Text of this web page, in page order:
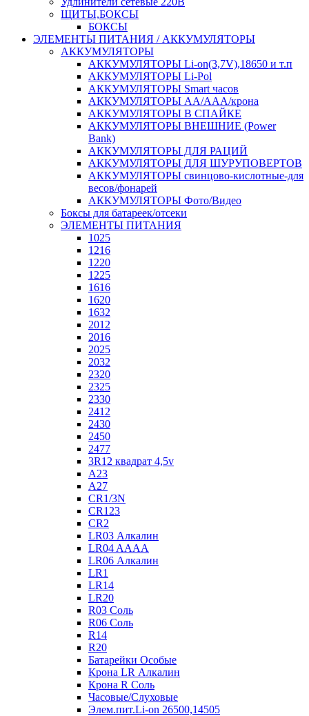
ЩИТЫ,БОКСЫ
БОКСЫ
ЭЛЕМЕНТЫ ПИТАНИЯ / АККУМУЛЯТОРЫ
АККУМУЛЯТОРЫ
АККУМУЛЯТОРЫ Li-on(3,7V),18650 и т.п
АККУМУЛЯТОРЫ Li-Pol
АККУМУЛЯТОРЫ Smart часов
АККУМУЛЯТОРЫ АА/ААА/крона
АККУМУЛЯТОРЫ В СПАЙКЕ
АККУМУЛЯТОРЫ ВНЕШНИЕ (Power
Bank)
АККУМУЛЯТОРЫ ДЛЯ РАЦИЙ
АККУМУЛЯТОРЫ ДЛЯ ШУРУПОВЕРТОВ
АККУМУЛЯТОРЫ свинцово-кислотные-для
весов/фонарей
АККУМУЛЯТОРЫ Фото/Видео
Боксы для батареек/отсеки
ЭЛЕМЕНТЫ ПИТАНИЯ
1025
1216
1220
1225
1616
1620
1632
2012
2016
2025
2032
2320
2325
2330
2412
2430
2450
2477
3R12 квадрат 4,5v
A23
A27
CR1/3N
CR123
CR2
LR03 Алкалин
LR04 AAAA
LR06 Алкалин
LR1
LR14
LR20
R03 Соль
R06 Соль
R14
R20
Батарейки Особые
Крона LR Алкалин
Крона R Соль
Часовые/Слуховые
Элем.пит.Li-on 26500,14505